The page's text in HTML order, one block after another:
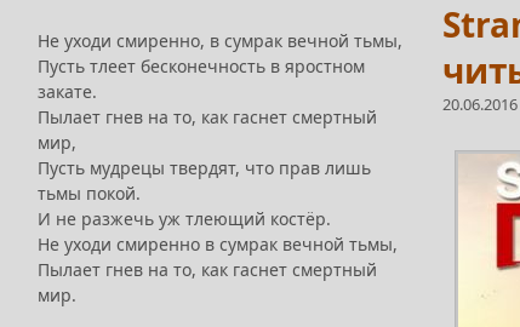
Не уходи смиренно, в сумрак вечной тьмы,
Пусть тлеет бесконечность в яростном
закате.
Пылает гнев на то, как гаснет смертный
мир,
Пусть мудрецы твердят, что прав лишь
тьмы покой.
И не разжечь уж тлеющий костёр.
Не уходи смиренно в сумрак вечной тьмы,
Пылает гнев на то, как гаснет смертный
мир.